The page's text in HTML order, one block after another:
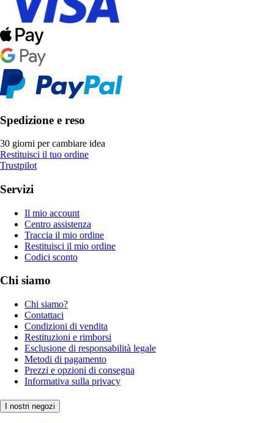
Spedizione e reso
30 giorni per cambiare idea
Restituisci il tuo ordine
Trustpilot
Servizi
Il mio account
Centro assistenza
Traccia il mio ordine
Restituisci il mio ordine
Codici sconto
Chi siamo
Chi siamo?
Contattaci
Condizioni di vendita
Restituzioni e rimborsi
Esclusione di responsabilità legale
Metodi di pagamento
Prezzi e opzioni di consegna
Informativa sulla privacy
I nostri negozi